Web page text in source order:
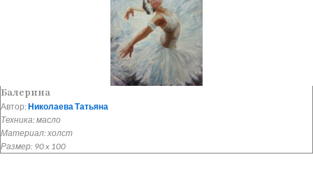
Балерина
Автор: Николаева Татьяна
Техника: масло
Материал: холст
Размер: 90 x 100